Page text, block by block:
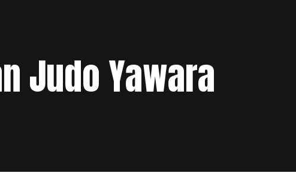
Judo Yawara